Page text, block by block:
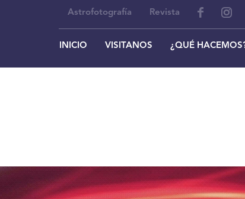
Astrofotografía Revista
INICIO VISITANOS ¿QUÉ